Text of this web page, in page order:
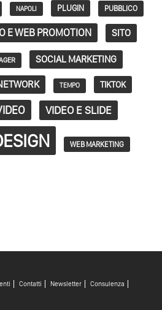
NAPOLI PLUGIN PUBBLICO
E WEB PROMOTION SITO
SOCIAL MARKETING
TEMPO TIKTOK
VIDEO E SLIDE
WEB MARKETING
Contatti Newsletter Consulenza